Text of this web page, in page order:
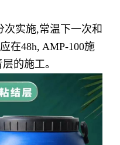
次实施,常温下一次和
在48h, AMP-100施
的施工。